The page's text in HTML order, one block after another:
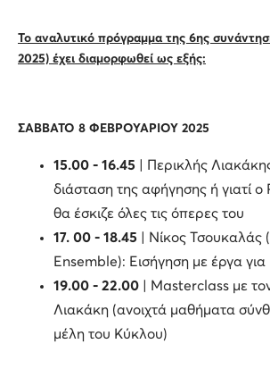
Το αναλυτικό πρόγραμμα της 6ης
2025) έχει διαμορφωθεί ως εξής:
ΣΑΒΒΑΤΟ 8 ΦΕΒΡΟΥΑΡΙΟΥ 2025
15.00 - 16.45 | Περικλής
διάσταση της αφήγησης ή γιατί ο
θα έσκιζε όλες τις όπερες του
17. 00 - 18.45 | Νίκος Τσουκαλάς
Ensemble): Εισήγηση με έργα
19.00 - 22.00 | Masterclass με
Λιακάκη (ανοιχτά μαθήματα
μέλη του Κύκλου)